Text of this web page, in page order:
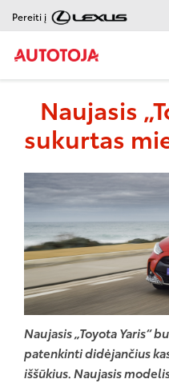
Pereiti į
Naujasis
sukurtas
Naujasis „Toyota Yaris“
patenkinti didėjančius
iššūkius. Naujasis